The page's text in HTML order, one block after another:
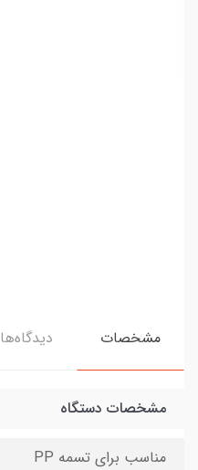
مشخصات دیدگاه‌ها
مشخصات دستگاه
مناسب برای تسمه‌ PP